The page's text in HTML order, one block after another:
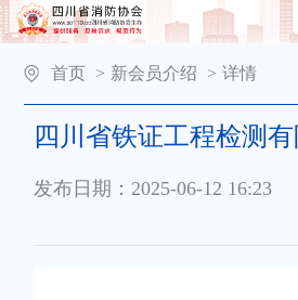
首页 > 新会员介绍 > 详情
四川省铁证工程检测有
发布日期：2025-06-12 16:23